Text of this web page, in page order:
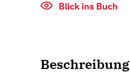
Blick ins Buch
Beschreibung